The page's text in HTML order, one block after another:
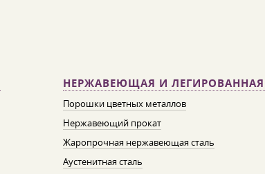
НЕРЖАВЕЮЩАЯ И ЛЕГИРОВАННАЯ
Порошки цветных металлов
Нержавеющий прокат
Жаропрочная нержавеющая сталь
Аустенитная сталь